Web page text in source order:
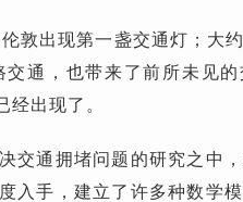
敦出现第一盏交通灯；大
通，也带来了前所未见
出现了。
通拥堵问题的研究之中，
入手，建立了许多种数学